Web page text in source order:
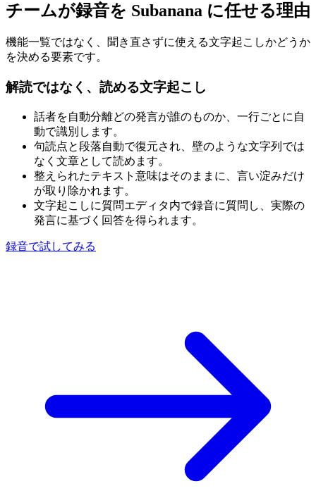
チームが録音を Subanana に任せる理由
機能一覧ではなく、聞き直さずに使える文字起こしかどうか
を決める要素です。
解読ではなく、読める文字起こし
話者を自動分離どの発言が誰のものか、一行ごとに自
動で識別します。
句読点と段落自動で復元され、壁のような文字列では
なく文章として読めます。
整えられたテキスト 意味はそのままに、言い淀みだけ
が取り除かれます。
文字起こしに質問エディタ内で録音に質問し、実際の
発言に基づく回答を得られます。
録音で試してみる